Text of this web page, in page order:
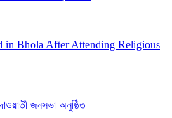
in Bhola After Attending Religious
জনসভা অনুষ্ঠিত